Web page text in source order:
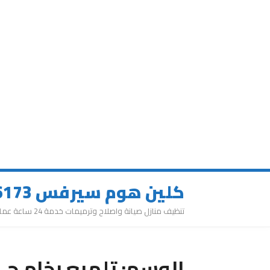
كلين هوم سيرفس 0543626173
تنظيف منازل صيانة واصلاح وترميمات خدمة 24 ساعة عمالة مميزة